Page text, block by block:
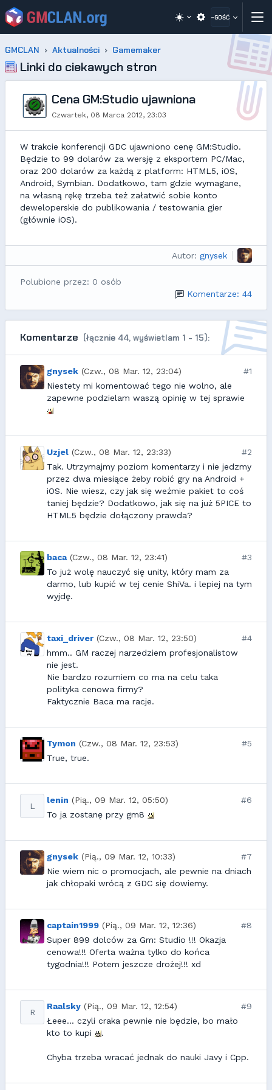
~GOŚĆ
GMCLAN Aktualności Gamemaker
Linki do ciekawych stron
Cena GM:Studio ujawniona
Czwartek, 08 Marca 2012, 23:03
W trakcie konferencji GDC ujawniono cenę GM:Studio.
Będzie to 99 dolarów za wersję z eksportem PC/Mac,
oraz 200 dolarów za każdą z platform: HTML5, iOS,
Android, Symbian. Dodatkowo, tam gdzie wymagane,
na własną rękę trzeba też załatwić sobie konto
deweloperskie do publikowania / testowania gier
(głównie iOS).
Autor: gnysek
Polubione przez: 0 osób
Komentarze: 44
Komentarze (łącznie 44, wyświetlam 1 - 15):
gnysek (Czw., 08 Mar. 12, 23:04)
#1
Niestety mi komentować tego nie wolno, ale
zapewne podzielam waszą opinię w tej sprawie
Uzjel (Czw., 08 Mar. 12, 23:33)
#2
Tak. Utrzymajmy poziom komentarzy i nie jedzmy
przez dwa miesiące żeby robić gry na Android +
iOS. Nie wiesz, czy jak się weźmie pakiet to coś
taniej będzie? Dodatkowo, jak się na już 5PICE to
HTML5 będzie dołączony prawda?
baca (Czw., 08 Mar. 12, 23:41)
#3
To już wolę nauczyć się unity, który mam za
darmo, lub kupić w tej cenie ShiVa. i lepiej na tym
wyjdę.
taxi_driver (Czw., 08 Mar. 12, 23:50)
#4
hmm.. GM raczej narzedziem profesjonalistow
nie jest.
Nie bardzo rozumiem co ma na celu taka
polityka cenowa firmy?
Faktycznie Baca ma racje.
Tymon (Czw., 08 Mar. 12, 23:53)
#5
True, true.
L
lenin (Pią., 09 Mar. 12, 05:50)
#6
To ja zostanę przy gm8
gnysek (Pią., 09 Mar. 12, 10:33)
#7
Nie wiem nic o promocjach, ale pewnie na dniach
jak chłopaki wrócą z GDC się dowiemy.
captain1999 (Pią., 09 Mar. 12, 12:36)
#8
Super 899 dolców za Gm: Studio !!! Okazja
cenowa!!! Oferta ważna tylko do końca
tygodnia!!! Potem jeszcze drożej!!! xd
R
Raalsky (Pią., 09 Mar. 12, 12:54)
#9
Łeee... czyli craka pewnie nie będzie, bo mało
kto to kupi
.
Chyba trzeba wracać jednak do nauki Javy i Cpp.